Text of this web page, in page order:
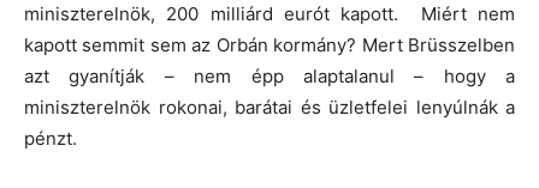
miniszterelnök, 200 milliárd eurót kapott. Miért nem
kapott semmit sem az Orbán kormány? Mert Brüsszelben
azt gyanítják – nem épp alaptalanul – hogy a
miniszterelnök rokonai, barátai és üzletfelei lenyúlnák a
pénzt.